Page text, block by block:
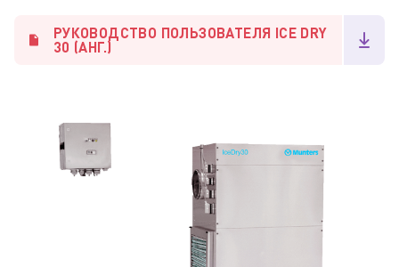
РУКОВОДСТВО ПОЛЬЗОВАТЕЛЯ ICE DRY
30 (АНГ.)